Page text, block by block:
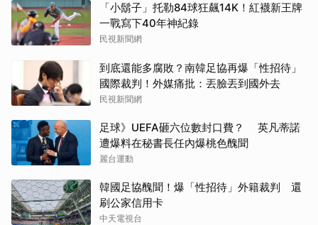
「小鬍子」托勒84球狂飆14K！紅襪新王牌
一戰寫下40年神紀錄
民視新聞網
到底還能多腐敗？南韓足協再爆「性招待」
國際裁判！外媒痛批：丟臉丟到國外去
民視新聞網
足球》UEFA砸六位數封口費？ 英凡蒂諾
遭爆料在秘書長任內爆桃色醜聞
麗台運動
韓國足協醜聞！爆「性招待」外籍裁判 還
刷公家信用卡
中天電視台